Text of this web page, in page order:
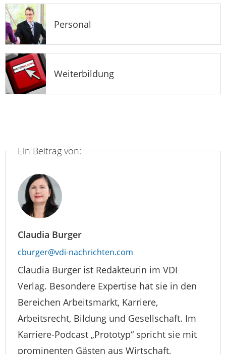
Personal
Weiterbildung
Ein Beitrag von:
Claudia Burger
cburger@vdi-nachrichten.com
Claudia Burger ist Redakteurin im VDI
Verlag. Besondere Expertise hat sie in den
Bereichen Arbeitsmarkt, Karriere,
Arbeitsrecht, Bildung und Gesellschaft. Im
Karriere-Podcast „Prototyp“ spricht sie mit
prominenten Gästen aus Wirtschaft,